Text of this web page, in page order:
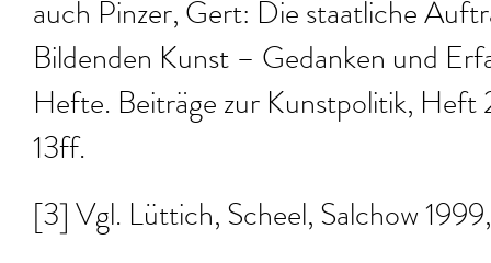
auch Pinzer, Gert: Die staatliche
Bildenden Kunst – Gedanken und
Hefte. Beiträge zur Kunstpolitik, Heft
13ff.
[3] Vgl. Lüttich, Scheel, Salchow